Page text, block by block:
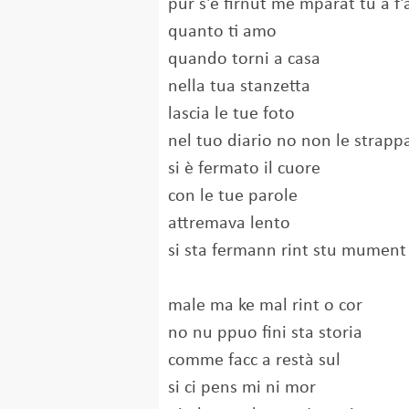
pur s'è firnut me mparat tu a
quanto ti amo
quando torni a casa
nella tua stanzetta
lascia le tue foto
nel tuo diario no non le
si è fermato il cuore
con le tue parole
attremava lento
si sta fermann rint stu mument
male ma ke mal rint o cor
no nu ppuo fini sta storia
comme facc a restà sul
si ci pens mi ni mor